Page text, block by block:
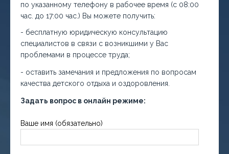
по указанному телефону в рабочее время (с 08:00
час. до 17:00 час.) Вы можете получить:
- бесплатную юридическую консультацию
специалистов в связи с возникшими у Вас
проблемами в процессе труда;
- оставить замечания и предложения по вопросам
качества детского отдыха и оздоровления.
Задать вопрос в онлайн режиме:
Ваше имя (обязательно)